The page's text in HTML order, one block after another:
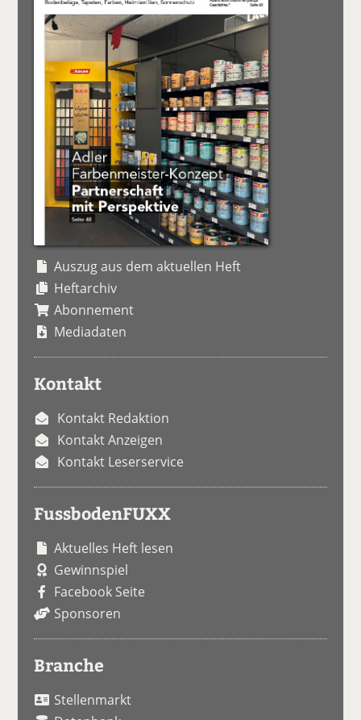
Auszug aus dem aktuellen Heft
Heftarchiv
Abonnement
Mediadaten
Kontakt
Kontakt Redaktion
Kontakt Anzeigen
Kontakt Leserservice
FussbodenFUXX
Aktuelles Heft lesen
Gewinnspiel
Facebook Seite
Sponsoren
Branche
Stellenmarkt